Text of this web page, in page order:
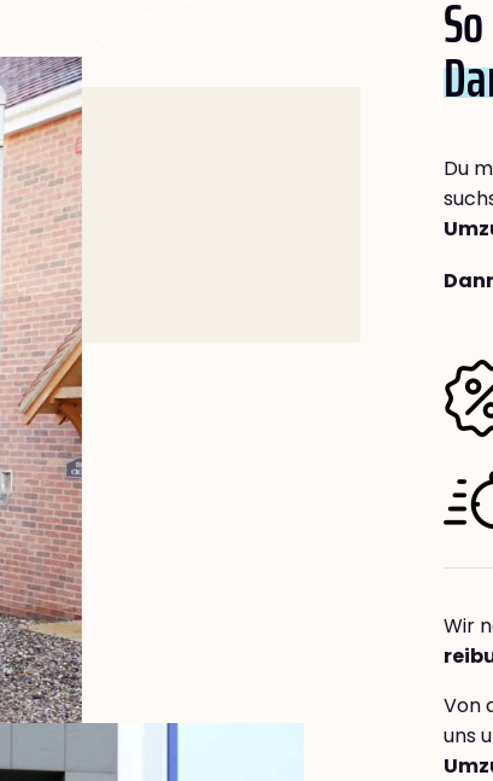
Du
Wir
Von
uns